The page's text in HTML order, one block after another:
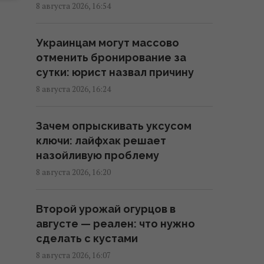
16:30 суббота, 08 августа 2026
Не "орел и решка": как
правильно назвать стороны
монеты на украинском языке
16:30 суббота, 08 августа 2026
Хит №1 The Killers с
неожиданной историей
получил громкое признание
спустя 22 года
На Херсонщине россиянам
приказали начать "свободную
охоту" на автотранспорт, – ОВА
8 августа 2026, 16:54
Украинцам могут массово
отменить бронирование за
сутки: юрист назвал причину
8 августа 2026, 16:24
Зачем опрыскивать уксусом
ключи: лайфхак решает
назойливую проблему
8 августа 2026, 16:20
Второй урожай огурцов в
августе — реален: что нужно
сделать с кустами
8 августа 2026, 16:07